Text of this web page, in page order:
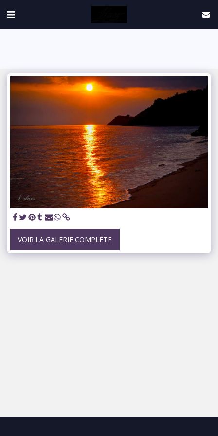
VOIR LA GALERIE COMPLÈTE